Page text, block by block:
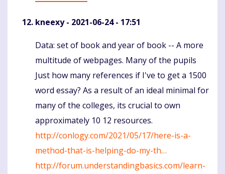
kneexy- 2021-06-24 - 17:51
Komentaras
Data: set of book and year of book -- A more
multitude of webpages. Many of the pupils
Just how many references if I've to get a 1500
word essay? As a result of an ideal minimal for
many of the colleges, its crucial to own
approximately 10 12 resources.
http://conlogy.com/2021/05/17/here-is-a-
method-that-is-helping-do-my-th…
http://forum.understandingbasics.com/learn-